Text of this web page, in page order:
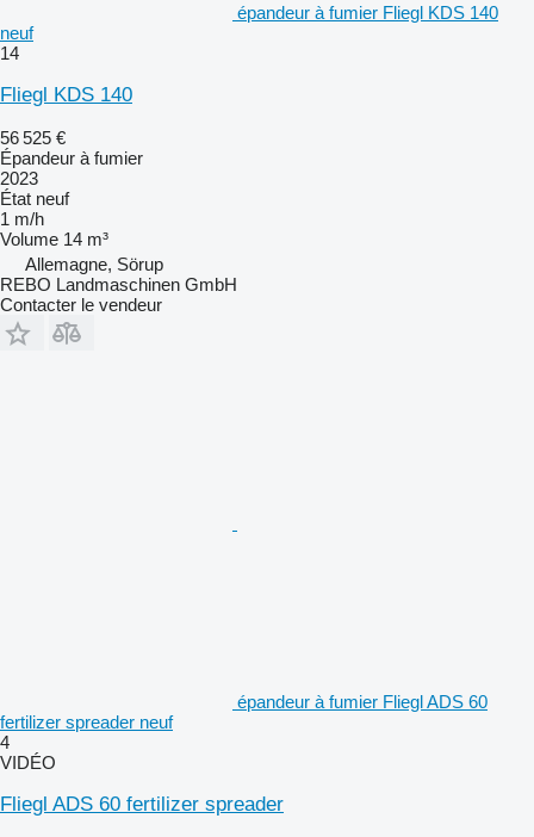
épandeur à fumier Fliegl KDS 140
neuf
14
Fliegl KDS 140
56 525 €
Épandeur à fumier
2023
État neuf
1 m/h
Volume 14 m³
Allemagne, Sörup
REBO Landmaschinen GmbH
Contacter le vendeur
épandeur à fumier Fliegl ADS 60
fertilizer spreader neuf
4
VIDÉO
Fliegl ADS 60 fertilizer spreader